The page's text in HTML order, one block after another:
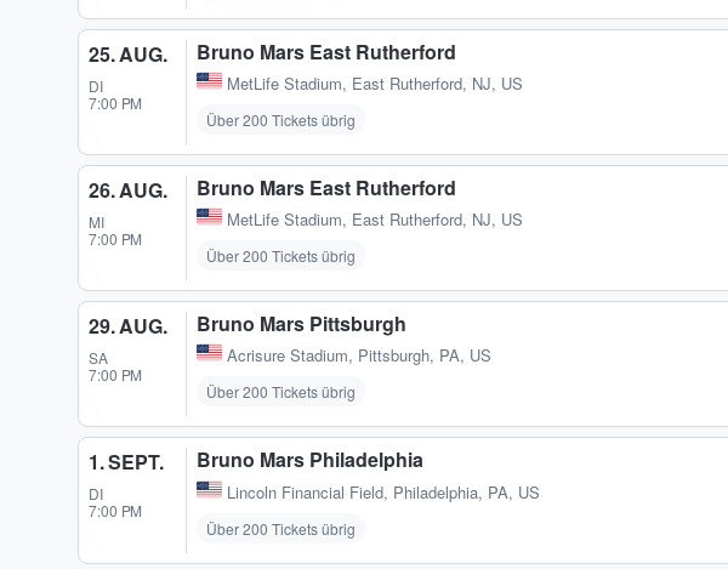
25. AUG.
DI
7:00 PM
Bruno Mars East Rutherford
MetLife Stadium, East Rutherford, NJ, US
Über 200 Tickets übrig
26. AUG.
MI
7:00 PM
Bruno Mars East Rutherford
MetLife Stadium, East Rutherford, NJ, US
Über 200 Tickets übrig
29. AUG.
SA
7:00 PM
Bruno Mars Pittsburgh
Acrisure Stadium, Pittsburgh, PA, US
Über 200 Tickets übrig
1. SEPT.
DI
7:00 PM
Bruno Mars Philadelphia
Lincoln Financial Field, Philadelphia, PA, US
Über 200 Tickets übrig